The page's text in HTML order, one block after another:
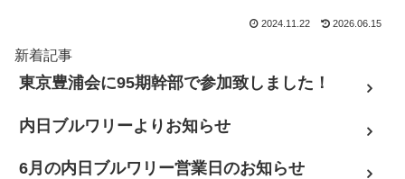
2024.11.22 2026.06.15
新着記事
東京豊浦会に95期幹部で参加致しました！
内日ブルワリーよりお知らせ
6月の内日ブルワリー営業日のお知らせ